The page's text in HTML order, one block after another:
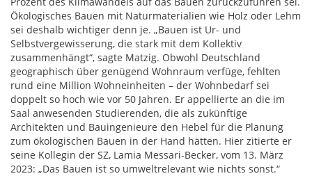
Ökologisches Bauen mit Naturmaterialien wie Holz oder Lehm
sei deshalb wichtiger denn je. „Bauen ist Ur- und
Selbstvergewisserung, die stark mit dem Kollektiv
zusammenhängt“, sagte Matzig. Obwohl Deutschland
geographisch über genügend Wohnraum verfüge, fehlten
rund eine Million Wohneinheiten – der Wohnbedarf sei
doppelt so hoch wie vor 50 Jahren. Er appellierte an die im
Saal anwesenden Studierenden, die als zukünftige
Architekten und Bauingenieure den Hebel für die Planung
zum ökologischen Bauen in der Hand hätten. Hier zitierte er
seine Kollegin der SZ, Lamia Messari-Becker, vom 13. März
2023: „Das Bauen ist so umweltrelevant wie nichts sonst.“